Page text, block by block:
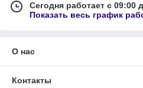
Сегодня работает с 09:00
Показать весь график
О нас
Контакты